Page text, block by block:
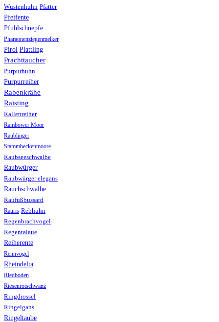
Wüstenhuhn Pfatter
Pfeifente
Pfuhlschnepfe
Pharaonenziegenmelker
Pirol Plattling
Prachttaucher
Purpurhuhn
Purpurreiher
Rabenkrähe
Raisting
Rallenreiher
Rambower Moor
Raublinger
Stammbeckenmoore
Raubseeschwalbe
Raubwürger
Raubwürger elegans
Rauchschwalbe
Raufußbussard
Rauris Rebhuhn
Regenbrachvogel
Regentalaue
Reiherente
Rennvogel
Rheindelta
Riedboden
Riesenrotschwanz
Ringdrossel
Ringelgans
Ringeltaube